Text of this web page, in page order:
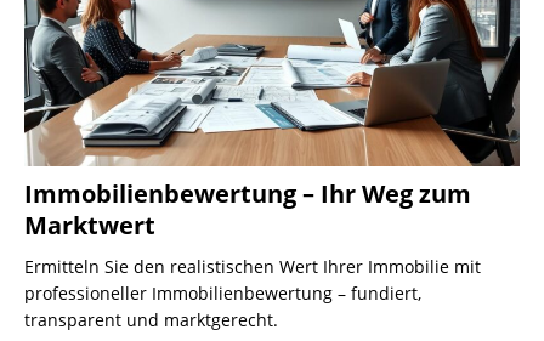
Immobilienbewertung – Ihr Weg zum
Marktwert
Ermitteln Sie den realistischen Wert Ihrer Immobilie mit
professioneller Immobilienbewertung – fundiert,
transparent und marktgerecht.